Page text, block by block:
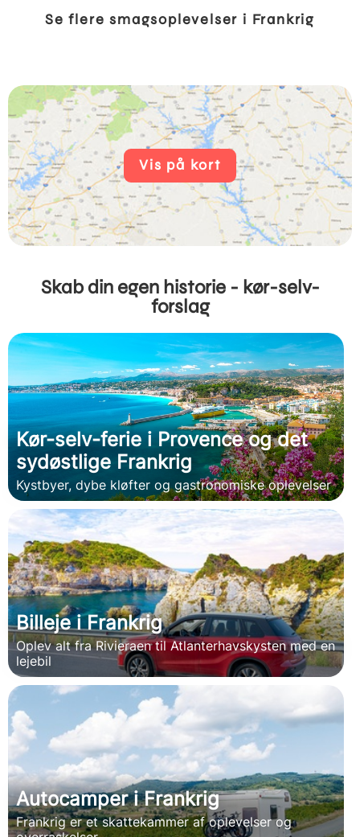
Se flere smagsoplevelser i Frankrig
Vis på kort
Skab din egen historie - kør-selv-
forslag
Kør-selv-ferie i Provence og det
sydøstlige Frankrig
Kystbyer, dybe kløfter og gastronomiske oplevelser
Billeje i Frankrig
Oplev alt fra Rivieraen til Atlanterhavskysten med en
lejebil
Autocamper i Frankrig
Frankrig er et skattekammer af oplevelser og